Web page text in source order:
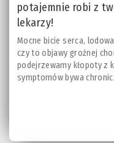
potajemnie robi z
lekarzy!
Mocne bicie serca,
czy to objawy groźnej
podejrzewamy kłopoty z
symptomów bywa